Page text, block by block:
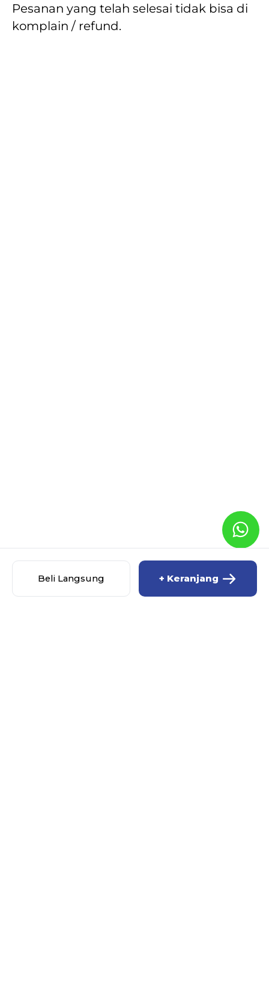
Beli Langsung + Keranjang
Pesanan yang telah selesai tidak bisa di
komplain / refund.